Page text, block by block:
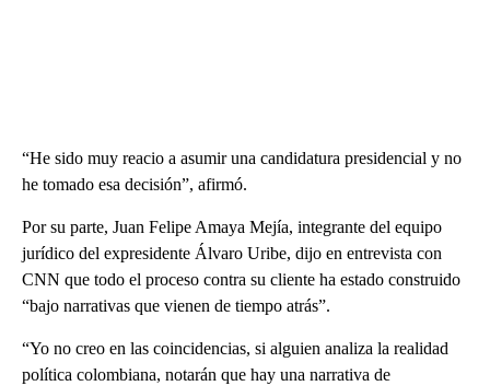
“He sido muy reacio a asumir una candidatura presidencial y no
he tomado esa decisión”, afirmó.
Por su parte, Juan Felipe Amaya Mejía, integrante del equipo
jurídico del expresidente Álvaro Uribe, dijo en entrevista con
CNN que todo el proceso contra su cliente ha estado construido
“bajo narrativas que vienen de tiempo atrás”.
“Yo no creo en las coincidencias, si alguien analiza la realidad
política colombiana, notarán que hay una narrativa de